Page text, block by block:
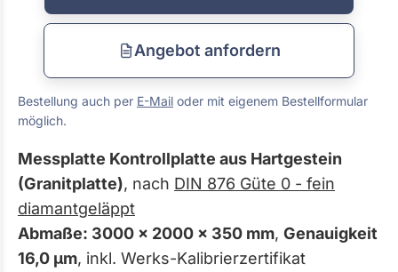
Angebot anfordern
Bestellung auch per E-Mail oder mit eigenem Bestellformular
möglich.
Messplatte Kontrollplatte aus Hartgestein
(Granitplatte), nach DIN 876 Güte 0 - fein
diamantgeläppt
Abmaße: 3000 x 2000 x 350 mm, Genauigkeit
16,0 µm, inkl. Werks-Kalibrierzertifikat